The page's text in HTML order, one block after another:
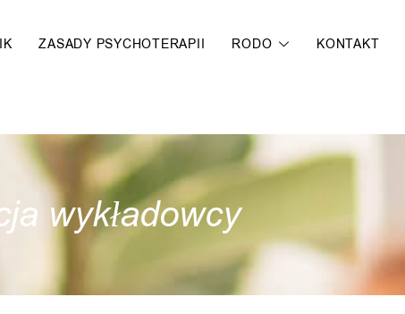
ZASADY PSYCHOTERAPII RODO KONTAKT
wykładowcy